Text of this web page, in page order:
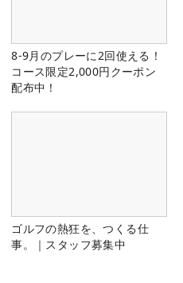
8-9月のプレーに2回使える！
コース限定2,000円クーポン
配布中！
ゴルフの熱狂を、つくる仕
事。｜スタッフ募集中